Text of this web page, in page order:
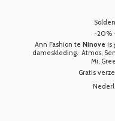
-20%
Ann Fashion te Ninove is
dameskleding. Atmos,
Mi,
Gratis